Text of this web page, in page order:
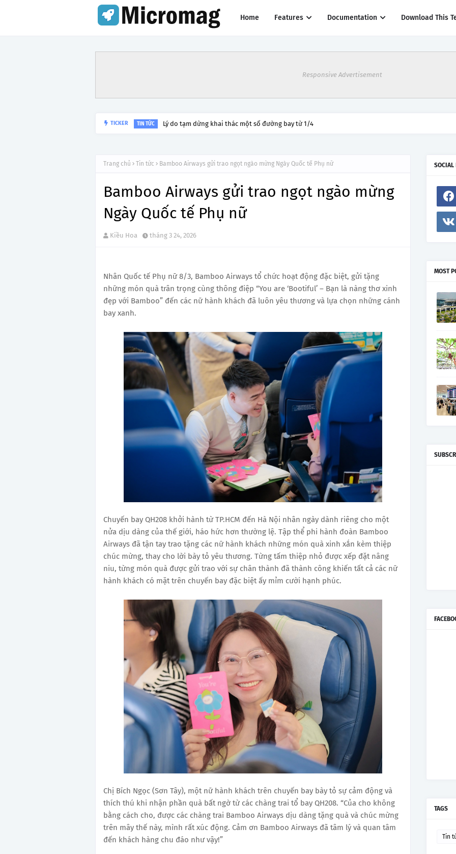
Home Features Documentation Download This
Responsive Advertisement
TICKER TIN TỨC Lý do tạm dừng khai thác một số đường bay từ 1/4
Trang chủ Tin tức Bamboo Airways gửi trao ngọt ngào mừng Ngày Quốc tế Phụ nữ
Bamboo Airways gửi trao ngọt ngào mừng
Ngày Quốc tế Phụ nữ
Kiều Hoa tháng 3 24, 2026
Nhân Quốc tế Phụ nữ 8/3, Bamboo Airways tổ chức hoạt động đặc biệt, gửi tặng
những món quà trân trọng cùng thông điệp “You are ‘Bootiful’ – Bạn là nàng thơ xinh
đẹp với Bamboo” đến các nữ hành khách đã luôn yêu thương và lựa chọn những cánh
bay xanh.
Chuyến bay QH208 khởi hành từ TP.HCM đến Hà Nội nhân ngày dành riêng cho một
nửa dịu dàng của thế giới, háo hức hơn thường lệ. Tập thể phi hành đoàn Bamboo
Airways đã tận tay trao tặng các nữ hành khách những món quà xinh xắn kèm thiệp
chúc mừng, thay cho lời bày tỏ yêu thương. Từng tấm thiệp nhỏ được xếp đặt nâng
niu, từng món quà được gửi trao với sự chân thành đã thành công khiến tất cả các nữ
hành khách có mặt trên chuyến bay đặc biệt ấy mỉm cười hạnh phúc.
Chị Bích Ngọc (Sơn Tây), một nữ hành khách trên chuyến bay bày tỏ sự cảm động và
thích thú khi nhận phần quà bất ngờ từ các chàng trai tổ bay QH208. “Của cho không
bằng cách cho, được các chàng trai Bamboo Airways dịu dàng tặng quà và chúc mừng
trên mây thế này, mình rất xúc động. Cảm ơn Bamboo Airways đã tâm lý và quan tâm
đến khách hàng chu đáo như vậy!”
SOCIAL
MOST
TAGS
Tin